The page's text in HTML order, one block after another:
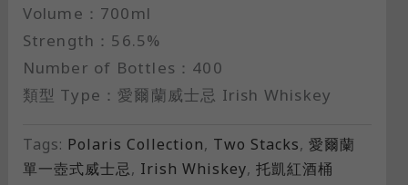
Volume：700ml
Strength：56.5%
Number of Bottles：400
類型 Type：愛爾蘭威士忌 Irish Whiskey
Tags: Polaris Collection, Two Stacks, 愛爾蘭
單一壺式威士忌, Irish Whiskey, 托凱紅酒桶